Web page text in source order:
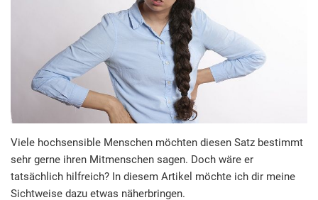
Viele hochsensible Menschen möchten diesen Satz bestimmt
sehr gerne ihren Mitmenschen sagen. Doch wäre er
tatsächlich hilfreich? In diesem Artikel möchte ich dir meine
Sichtweise dazu etwas näherbringen.